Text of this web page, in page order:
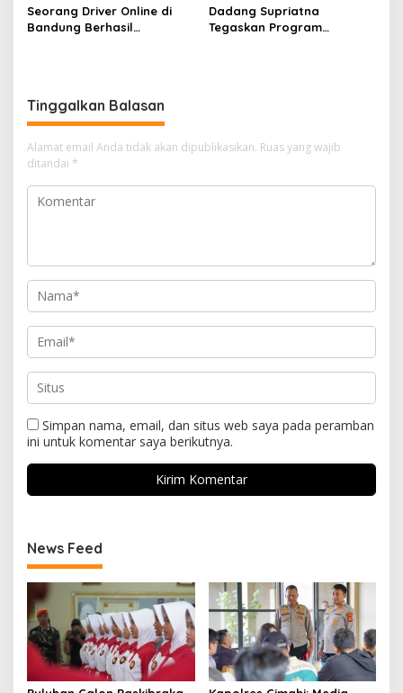
Seorang Driver Online di
Bandung Berhasil
Dadang Supriatna
Tegaskan Program
Tinggalkan Balasan
Alamat email Anda tidak akan dipublikasikan. Ruas yang wajib
ditandai *
Simpan nama, email, dan situs web saya pada peramban
ini untuk komentar saya berikutnya.
News Feed